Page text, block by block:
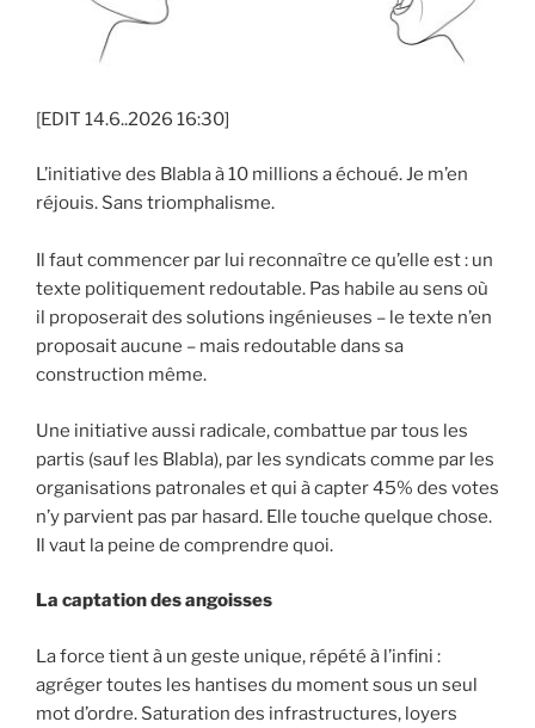
[EDIT 14.6..2026 16:30]
L’initiative des Blabla à 10 millions a échoué. Je m’en
réjouis. Sans triomphalisme.
Il faut commencer par lui reconnaître ce qu’elle est : un
texte politiquement redoutable. Pas habile au sens où
il proposerait des solutions ingénieuses – le texte n’en
proposait aucune – mais redoutable dans sa
construction même.
Une initiative aussi radicale, combattue par tous les
partis (sauf les Blabla), par les syndicats comme par les
organisations patronales et qui à capter 45% des votes
n’y parvient pas par hasard. Elle touche quelque chose.
Il vaut la peine de comprendre quoi.
La captation des angoisses
La force tient à un geste unique, répété à l’infini :
agréger toutes les hantises du moment sous un seul
mot d’ordre. Saturation des infrastructures, loyers